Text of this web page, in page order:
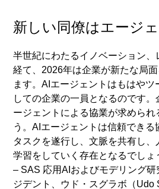
新しい同僚はエージ
半世紀にわたるイノベーション、
経て、2026年は企業が新たな局
ます。AIエージェントはもはやツ
しての企業の一員となるのです
ージェントによる協業が求められ
う。AIエージェントは信頼できる
タスクを遂行し、文脈を共有し、
学習をしていく存在となるでしょ
– SAS 応用AIおよびモデリング
ジデント、ウド・スグラボ（Udo